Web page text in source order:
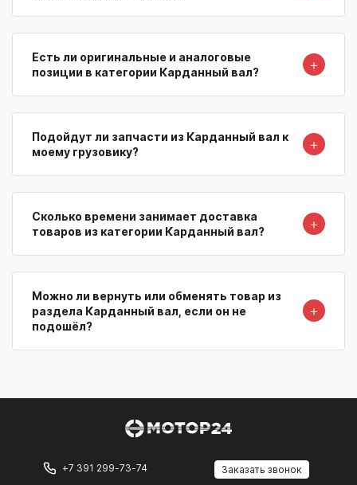
Есть ли оригинальные и аналоговые
позиции в категории Карданный вал?
＋
Подойдут ли запчасти из Карданный вал к
моему грузовику?
＋
Сколько времени занимает доставка
товаров из категории Карданный вал?
＋
Можно ли вернуть или обменять товар из
раздела Карданный вал, если он не
подошёл?
＋
+7 391 299-73-74 Заказать звонок